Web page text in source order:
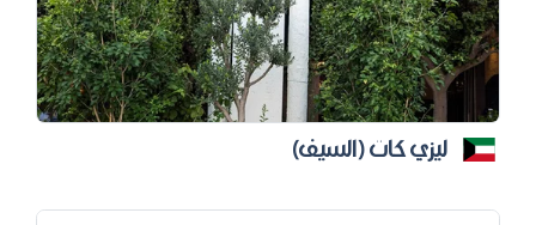
ليزي كات (السيف)